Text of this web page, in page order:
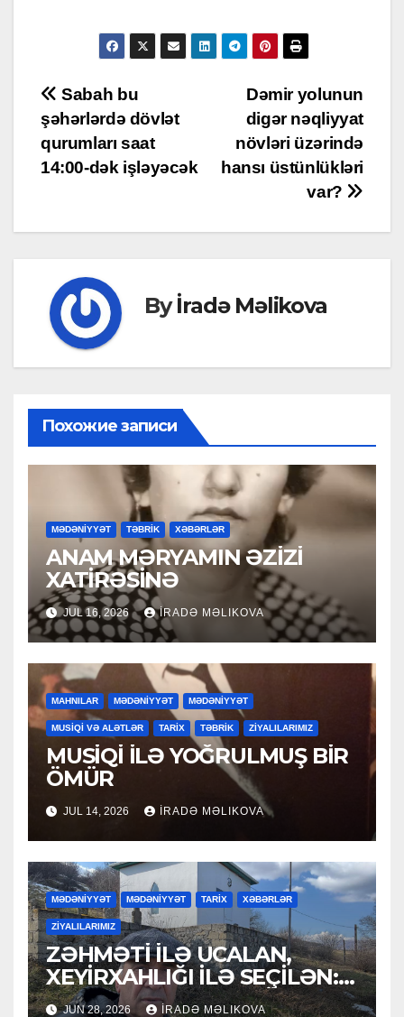
Post
navigation
Dəmir yolunun
digər nəqliyyat
növləri üzərində
hansı üstünlükləri
var?
Sabah bu
şəhərlərdə dövlət
qurumları saat
14:00-dək işləyəcək
Byİradə Məlikova
Похожие записи
MƏDƏNİYYƏT TƏBRİK XƏBƏRLƏR
ANAM MƏRYAMIN ƏZİZİ
XATİRƏSİNƏ
JUL 16, 2026 İRADƏ MƏLIKOVA
MAHNILAR MƏDƏNİYYƏT MƏDƏNİYYƏT
MUSİQİ VƏ ALƏTLƏR TARİX TƏBRİK ZİYALILARIMIZ
MUSİQİ İLƏ YOĞRULMUŞ BİR
ÖMÜR
JUL 14, 2026 İRADƏ MƏLIKOVA
MƏDƏNİYYƏT MƏDƏNİYYƏT TARİX XƏBƏRLƏR
ZİYALILARIMIZ
ZƏHMƏTİ İLƏ UCALAN,
XEYİRXAHLIĞI İLƏ SEÇİLƏN:
HACI RAMAZAN QULİYEV
JUN 28, 2026 İRADƏ MƏLIKOVA